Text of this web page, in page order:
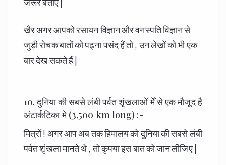
खैर अगर आपको रसायन विज्ञान और वनस्पति विज्ञान से
जुड़ी रोचक बातों को पढ्ना पसंद हैं तो , उन लेखों को भी एक
बार देख सकते हैं |
10. दुनिया की सबसे लंबी पर्वत शृंखलाओं मेँ से एक मौजूद है
अंटार्कटिका मे (3,500 km long) :-
मित्रों ! अगर आप अब तक हिमालय को दुनिया की सबसे लंबी
पर्वत शृंखला मानते थे , तो कृपया इस बात को जान लीजिए |